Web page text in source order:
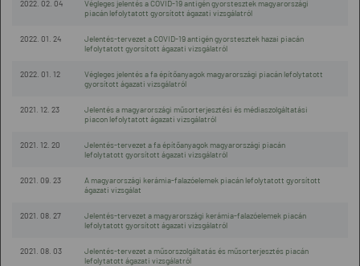
2022. 02. 04
Végleges jelentés a COVID-19 antigén gyorstesztek magyarországi
piacán lefolytatott gyorsított ágazati vizsgálatról
2022. 01. 24
Jelentés-tervezet a COVID-19 antigén gyorstesztek hazai piacán
lefolytatott gyorsított ágazati vizsgálatról
2022. 01. 12
Végleges jelentés a fa építőanyagok magyarországi piacán lefolytatott
gyorsított ágazati vizsgálatról
2021. 12. 23
Jelentés a magyarországi műsorterjesztési és médiaszolgáltatási
piacon lefolytatott ágazati vizsgálatról
2021. 12. 20
Jelentés-tervezet a fa építőanyagok magyarországi piacán
lefolytatott gyorsított ágazati vizsgálatról
2021. 09. 23
A magyarországi kerámia-falazóelemek piacán lefolytatott gyorsított
ágazati vizsgálat
2021. 08. 27
Jelentés-tervezet a magyarországi kerámia-falazóelemek piacán
lefolytatott gyorsított ágazati vizsgálatról
2021. 08. 03
Jelentés-tervezet a műsorszolgáltatás és műsorterjesztés piacán
lefolytatott ágazati vizsgálatról